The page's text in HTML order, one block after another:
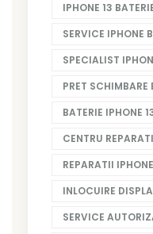
IPHONE 13
SERVICE IPHONE
SPECIALIST
PRET SCHIMBARE
BATERIE IPHONE
CENTRU
REPARATII
INLOCUIRE
SERVICE